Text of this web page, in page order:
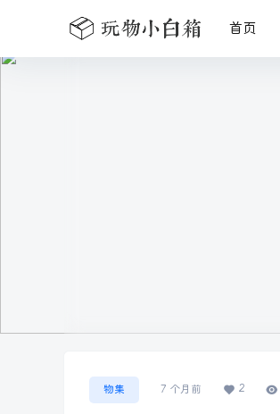
首页
物集 7 个月前 2